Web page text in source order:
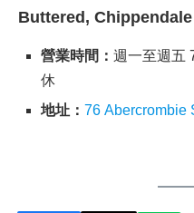
Buttered, Chippendale
營業時間： 週一至週五
休
地址： 76 Abercrombie